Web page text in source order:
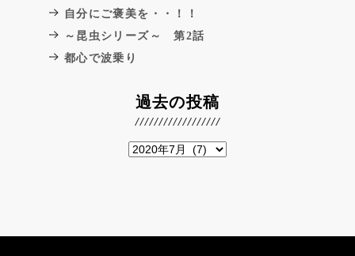
自分にご褒美を・・！！
～昆虫シリーズ～ 第2話
都心で波乗り
過去の投稿